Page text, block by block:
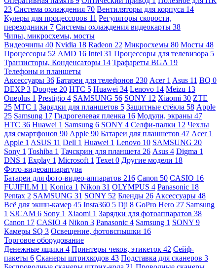
23 Система охлаждения 70 Вентиляторы для корпуса 14
Кулеры для процессоров 11 Регуляторы скорости,
переходники 7 Системы охлаждения видеокарты 38
Чипы, микросхемы, мосты
Видеочипы 40 Nvidia 18 Radeon 22 Микросхемы 80 Мосты 48
Процессоры 52 AMD 16 Intel 31 Процессоры для телевизора 5
Транзисторы, Конденсаторы 14 Трафареты BGA 19
Телефоны и планшеты
Аксессуары 36 Батареи для телефонов 230 Acer 1 Asus 11 BQ 0
DEXP3 Doogee 20 HTC 5 Huawei 34 Lenovo 14 Meizu 13
Oneplus 1 Prestigio 4 SAMSUNG 56 SONY 12 Xiaomi 30 ZTE
25 МТС 1 Зарядки для планшетов 5 Защитные стёкла 58 Apple
25 Samsung 17 Гидрогелевая пленка 16 Модули, экраны 47
HTC 36 Huawei 1 Samsung 6 SONY 4 Селфи-палки 12 Чехлы
для смартфонов 90 Apple 90 Батареи для планшетов 47 Acer 1
Apple 1 ASUS 11 Dell 1 Huawei 1 Lenovo 10 SAMSUNG 20
Sony 1 Toshiba 1 Тачскрин для планшета 26 Asus 4 Digma 1
DNS 1 Explay 1 Microsoft 1 Texet 0 Другие модели 18
Фото-видеоаппаратура
Батареи для фото-видео-аппаратов 216 Canon 50 CASIO 16
FUJIFILM 11 Konica 1 Nikon 31 OLYMPUS 4 Panasonic 18
Pentax 2 SAMSUNG 31 SONY 52 Бленды 26 Аксессуары 48
Всё для экшн-камер 45 Insta360 5 Dji 8 GoPro Hero 27 Samsung
1 SJCAM 6 Sony 1 Xiaomi 1 Зарядки для фотоаппаратов 38
Canon 17 CASIO 4 Nikon 3 Panasonic 4 Samsung 1 SONY 9
Камеры SQ 3 Освещение, фотовспышки 16
Торговое оборудование
Денежные ящики 4 Принтеры чеков, этикеток 42 Сейф-
пакеты 6 Сканеры штрихкодов 43 Подставка для сканеров 3